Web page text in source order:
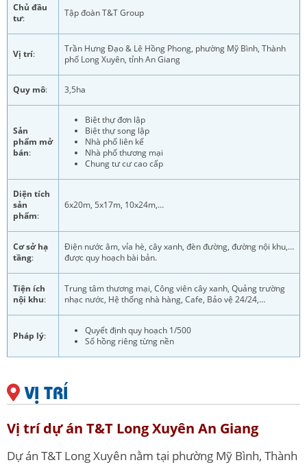
Chủ đầu
tư: Tập đoàn T&T Group
Vị trí:
Trần Hưng Đạo & Lê Hồng Phong, phường Mỹ Bình, Thành
phố Long Xuyên, tỉnh An Giang
Quy mô: 3,5ha
Sản
phẩm mở
bán:
Biệt thự đơn lập
Biệt thự song lập
Nhà phố liên kế
Nhà phố thương mại
Chung tư cư cao cấp
Diện tích
sản
phẩm:
6x20m, 5x17m, 10x24m,…
Cơ sở hạ
tầng:
Điện nước âm, vỉa hè, cây xanh, đèn đường, đường nội khu,…
được quy hoạch bài bản.
Tiện ích
nội khu:
Trung tâm thương mại, Công viên cây xanh, Quảng trường
nhạc nước, Hệ thống nhà hàng, Cafe, Bảo vệ 24/24,…
Pháp lý:
Quyết định quy hoạch 1/500
Sổ hồng riêng từng nền
VỊ TRÍ
Vị trí dự án T&T Long Xuyên An Giang
Dự án T&T Long Xuyên nằm tại phường Mỹ Bình, Thành